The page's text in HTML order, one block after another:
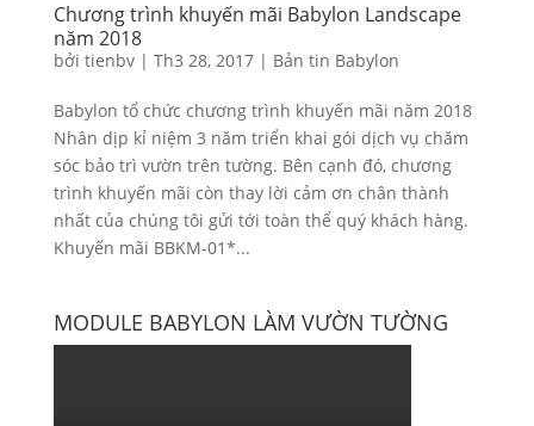
Chương trình khuyến mãi Babylon Landscape
năm 2018
bởi tienbv| Th3 28, 2017| Bản tin Babylon
Babylon tổ chức chương trình khuyến mãi năm 2018
Nhân dịp kỉ niệm 3 năm triển khai gói dịch vụ chăm
sóc bảo trì vườn trên tường. Bên cạnh đó, chương
trình khuyến mãi còn thay lời cảm ơn chân thành
nhất của chúng tôi gửi tới toàn thể quý khách hàng.
Khuyến mãi BBKM-01*...
MODULE BABYLON LÀM VƯỜN TƯỜNG